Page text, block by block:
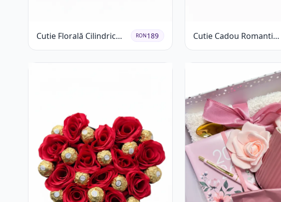
Cutie Florală Cilindrică
cu Ferrero Rocher și
RON189
Cutie Cadou Romantică
cu Trandafiri Șampanie